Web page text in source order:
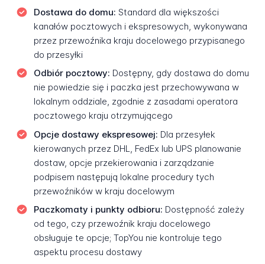
Dostawa do domu: Standard dla większości
kanałów pocztowych i ekspresowych, wykonywana
przez przewoźnika kraju docelowego przypisanego
do przesyłki
Odbiór pocztowy: Dostępny, gdy dostawa do domu
nie powiedzie się i paczka jest przechowywana w
lokalnym oddziale, zgodnie z zasadami operatora
pocztowego kraju otrzymującego
Opcje dostawy ekspresowej: Dla przesyłek
kierowanych przez DHL, FedEx lub UPS planowanie
dostaw, opcje przekierowania i zarządzanie
podpisem następują lokalne procedury tych
przewoźników w kraju docelowym
Paczkomaty i punkty odbioru: Dostępność zależy
od tego, czy przewoźnik kraju docelowego
obsługuje te opcje; TopYou nie kontroluje tego
aspektu procesu dostawy